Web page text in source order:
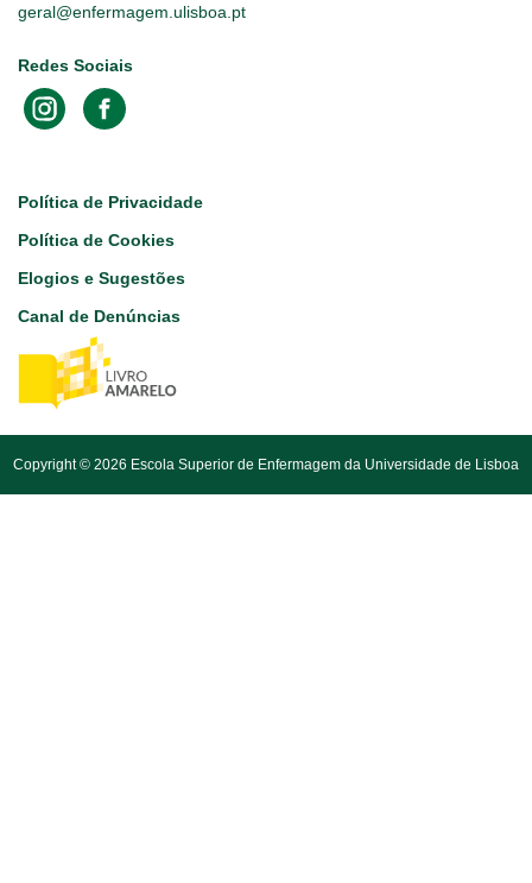
geral@enfermagem.ulisboa.pt
Redes Sociais
Footer
Política de Privacidade
Política de Cookies
Elogios e Sugestões
Canal de Denúncias
Copyright © 2026 Escola Superior de Enfermagem da Universidade de Lisboa